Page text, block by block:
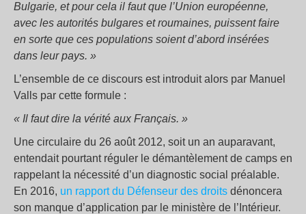
Bulgarie, et pour cela il faut que l’Union européenne,
avec les autorités bulgares et roumaines, puissent faire
en sorte que ces populations soient d’abord insérées
dans leur pays. »
L’ensemble de ce discours est introduit alors par Manuel
Valls par cette formule :
« Il faut dire la vérité aux Français. »
Une circulaire du 26 août 2012, soit un an auparavant,
entendait pourtant réguler le démantèlement de camps en
rappelant la nécessité d’un diagnostic social préalable.
En 2016, un rapport du Défenseur des droits dénoncera
son manque d’application par le ministère de l’Intérieur.